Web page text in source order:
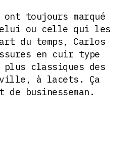
ont toujours marqué
ou celle qui les
du temps, Carlos
en cuir type
classiques des
ville, à lacets. Ça
businesseman.